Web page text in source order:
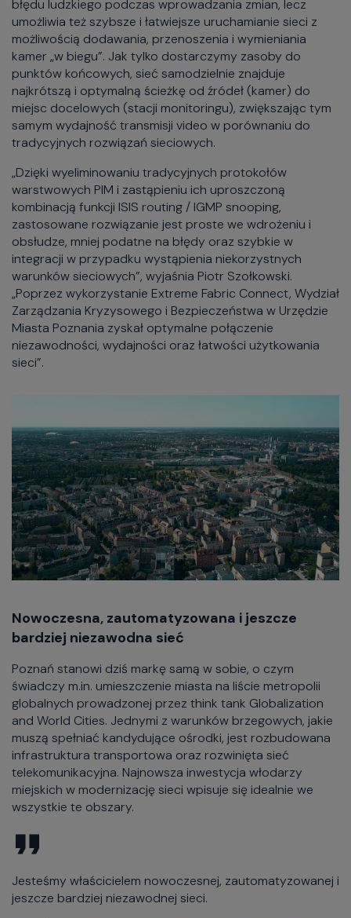
błędu ludzkiego podczas wprowadzania zmian, lecz
umożliwia też szybsze i łatwiejsze uruchamianie sieci z
możliwością dodawania, przenoszenia i wymieniania
kamer „w biegu”. Jak tylko dostarczymy zasoby do
punktów końcowych, sieć samodzielnie znajduje
najkrótszą i optymalną ścieżkę od źródeł (kamer) do
miejsc docelowych (stacji monitoringu), zwiększając tym
samym wydajność transmisji video w porównaniu do
tradycyjnych rozwiązań sieciowych.
„Dzięki wyeliminowaniu tradycyjnych protokołów
warstwowych PIM i zastąpieniu ich uproszczoną
kombinacją funkcji ISIS routing / IGMP snooping,
zastosowane rozwiązanie jest proste we wdrożeniu i
obsłudze, mniej podatne na błędy oraz szybkie w
integracji w przypadku wystąpienia niekorzystnych
warunków sieciowych”, wyjaśnia Piotr Szołkowski.
„Poprzez wykorzystanie Extreme Fabric Connect, Wydział
Zarządzania Kryzysowego i Bezpieczeństwa w Urzędzie
Miasta Poznania zyskał optymalne połączenie
niezawodności, wydajności oraz łatwości użytkowania
sieci”.
Nowoczesna, zautomatyzowana i jeszcze
bardziej niezawodna sieć
Poznań stanowi dziś markę samą w sobie, o czym
świadczy m.in. umieszczenie miasta na liście metropolii
globalnych prowadzonej przez think tank Globalization
and World Cities. Jednymi z warunków brzegowych, jakie
muszą spełniać kandydujące ośrodki, jest rozbudowana
infrastruktura transportowa oraz rozwinięta sieć
telekomunikacyjna. Najnowsza inwestycja włodarzy
miejskich w modernizację sieci wpisuje się idealnie we
wszystkie te obszary.
Jesteśmy właścicielem nowoczesnej, zautomatyzowanej i
jeszcze bardziej niezawodnej sieci.